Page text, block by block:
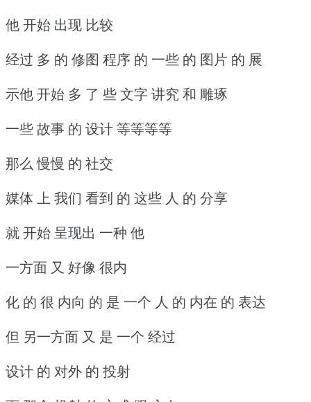
他 开始 出现 比较
经过 多 的 修图 程序 的 一些 的 图片 的 展
示他 开始 多 了 些 文字 讲究 和 雕琢
一些 故事 的 设计 等等等等
那么 慢慢 的 社交
媒体 上 我们 看到 的 这些 人 的 分享
就 开始 呈现出 一种 他
一方面 又 好像 很内
化 的 很 内向 的 是 一个 人 的 内在 的 表达
但 另一方面 又 是 一个 经过
设计 的 对外 的 投射